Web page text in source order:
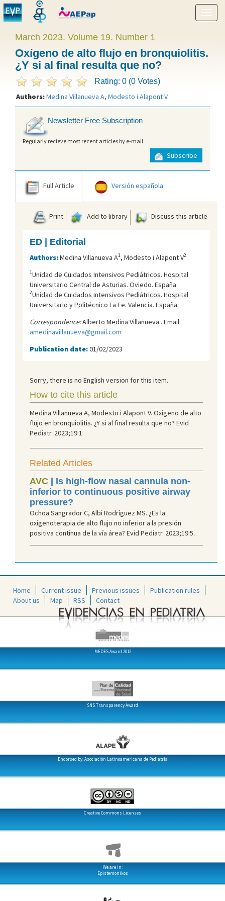
Show
menu
March 2023. Volume 19. Number 1
Oxígeno de alto flujo en bronquiolitis.
¿Y si al final resulta que no?
Rating: 0 (0 Votes)
Authors:Medina Villanueva A, Modesto i Alapont V.
Newsletter Free Subscription
Regularly recieve most recent articles by e-mail
Subscribe
Full Article Versión española
Print Add to library Discuss this article
ED | Editorial
Authors:Medina Villanueva A1, Modesto i Alapont V2.
1Unidad de Cuidados Intensivos Pediátricos. Hospital
Universitario Central de Asturias. Oviedo. España.
2Unidad de Cuidados Intensivos Pediátricos. Hospital
Universitario y Politécnico La Fe. Valencia. España.
Correspondence:Alberto Medina Villanueva . Email:
amedinavillanueva@gmail.com
Publication date:01/02/2023
Sorry, there is no English version for this item.
How to cite this article
Medina Villanueva A, Modesto i Alapont V. Oxígeno de alto
flujo en bronquiolitis. ¿Y si al final resulta que no? Evid
Pediatr. 2023;19:1.
Related Articles
AVC | Is high-flow nasal cannula non-
inferior to continuous positive airway
pressure?
Ochoa Sangrador C, Albi Rodríguez MS. ¿Es la
oxigenoterapia de alto flujo no inferior a la presión
positiva continua de la vía área? Evid Pediatr. 2023;19:5.
Home Current issue Previous issues
Publication rules
About us
Map RSS Contact
MEDES Award 2012
SNS Transparency Award
Endorsed by: Asociación Latinoamericana de Pediatría
Creative Commons Licenses
We are in:
Epistemonikos